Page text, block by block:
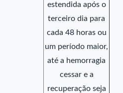
estendida após o
terceiro dia para
cada 48 horas ou
um período maior,
até a hemorragia
cessar e a
recuperação seja